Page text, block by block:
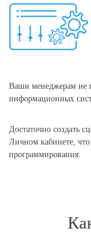
Ваши менеджерам не
информационных
Достаточно создать
Личном кабинете,
программирования.